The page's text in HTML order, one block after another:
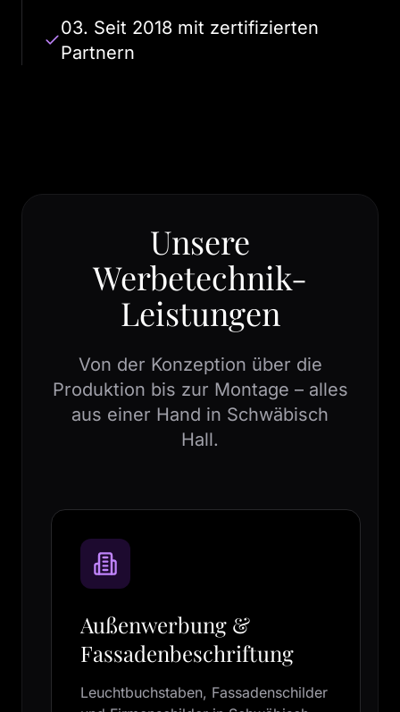
03. Seit 2018 mit zertifizierten
Partnern
Unsere
Werbetechnik-
Leistungen
Von der Konzeption über die
Produktion bis zur Montage – alles
aus einer Hand in Schwäbisch
Hall.
Außenwerbung &
Fassadenbeschriftung
Leuchtbuchstaben, Fassadenschilder